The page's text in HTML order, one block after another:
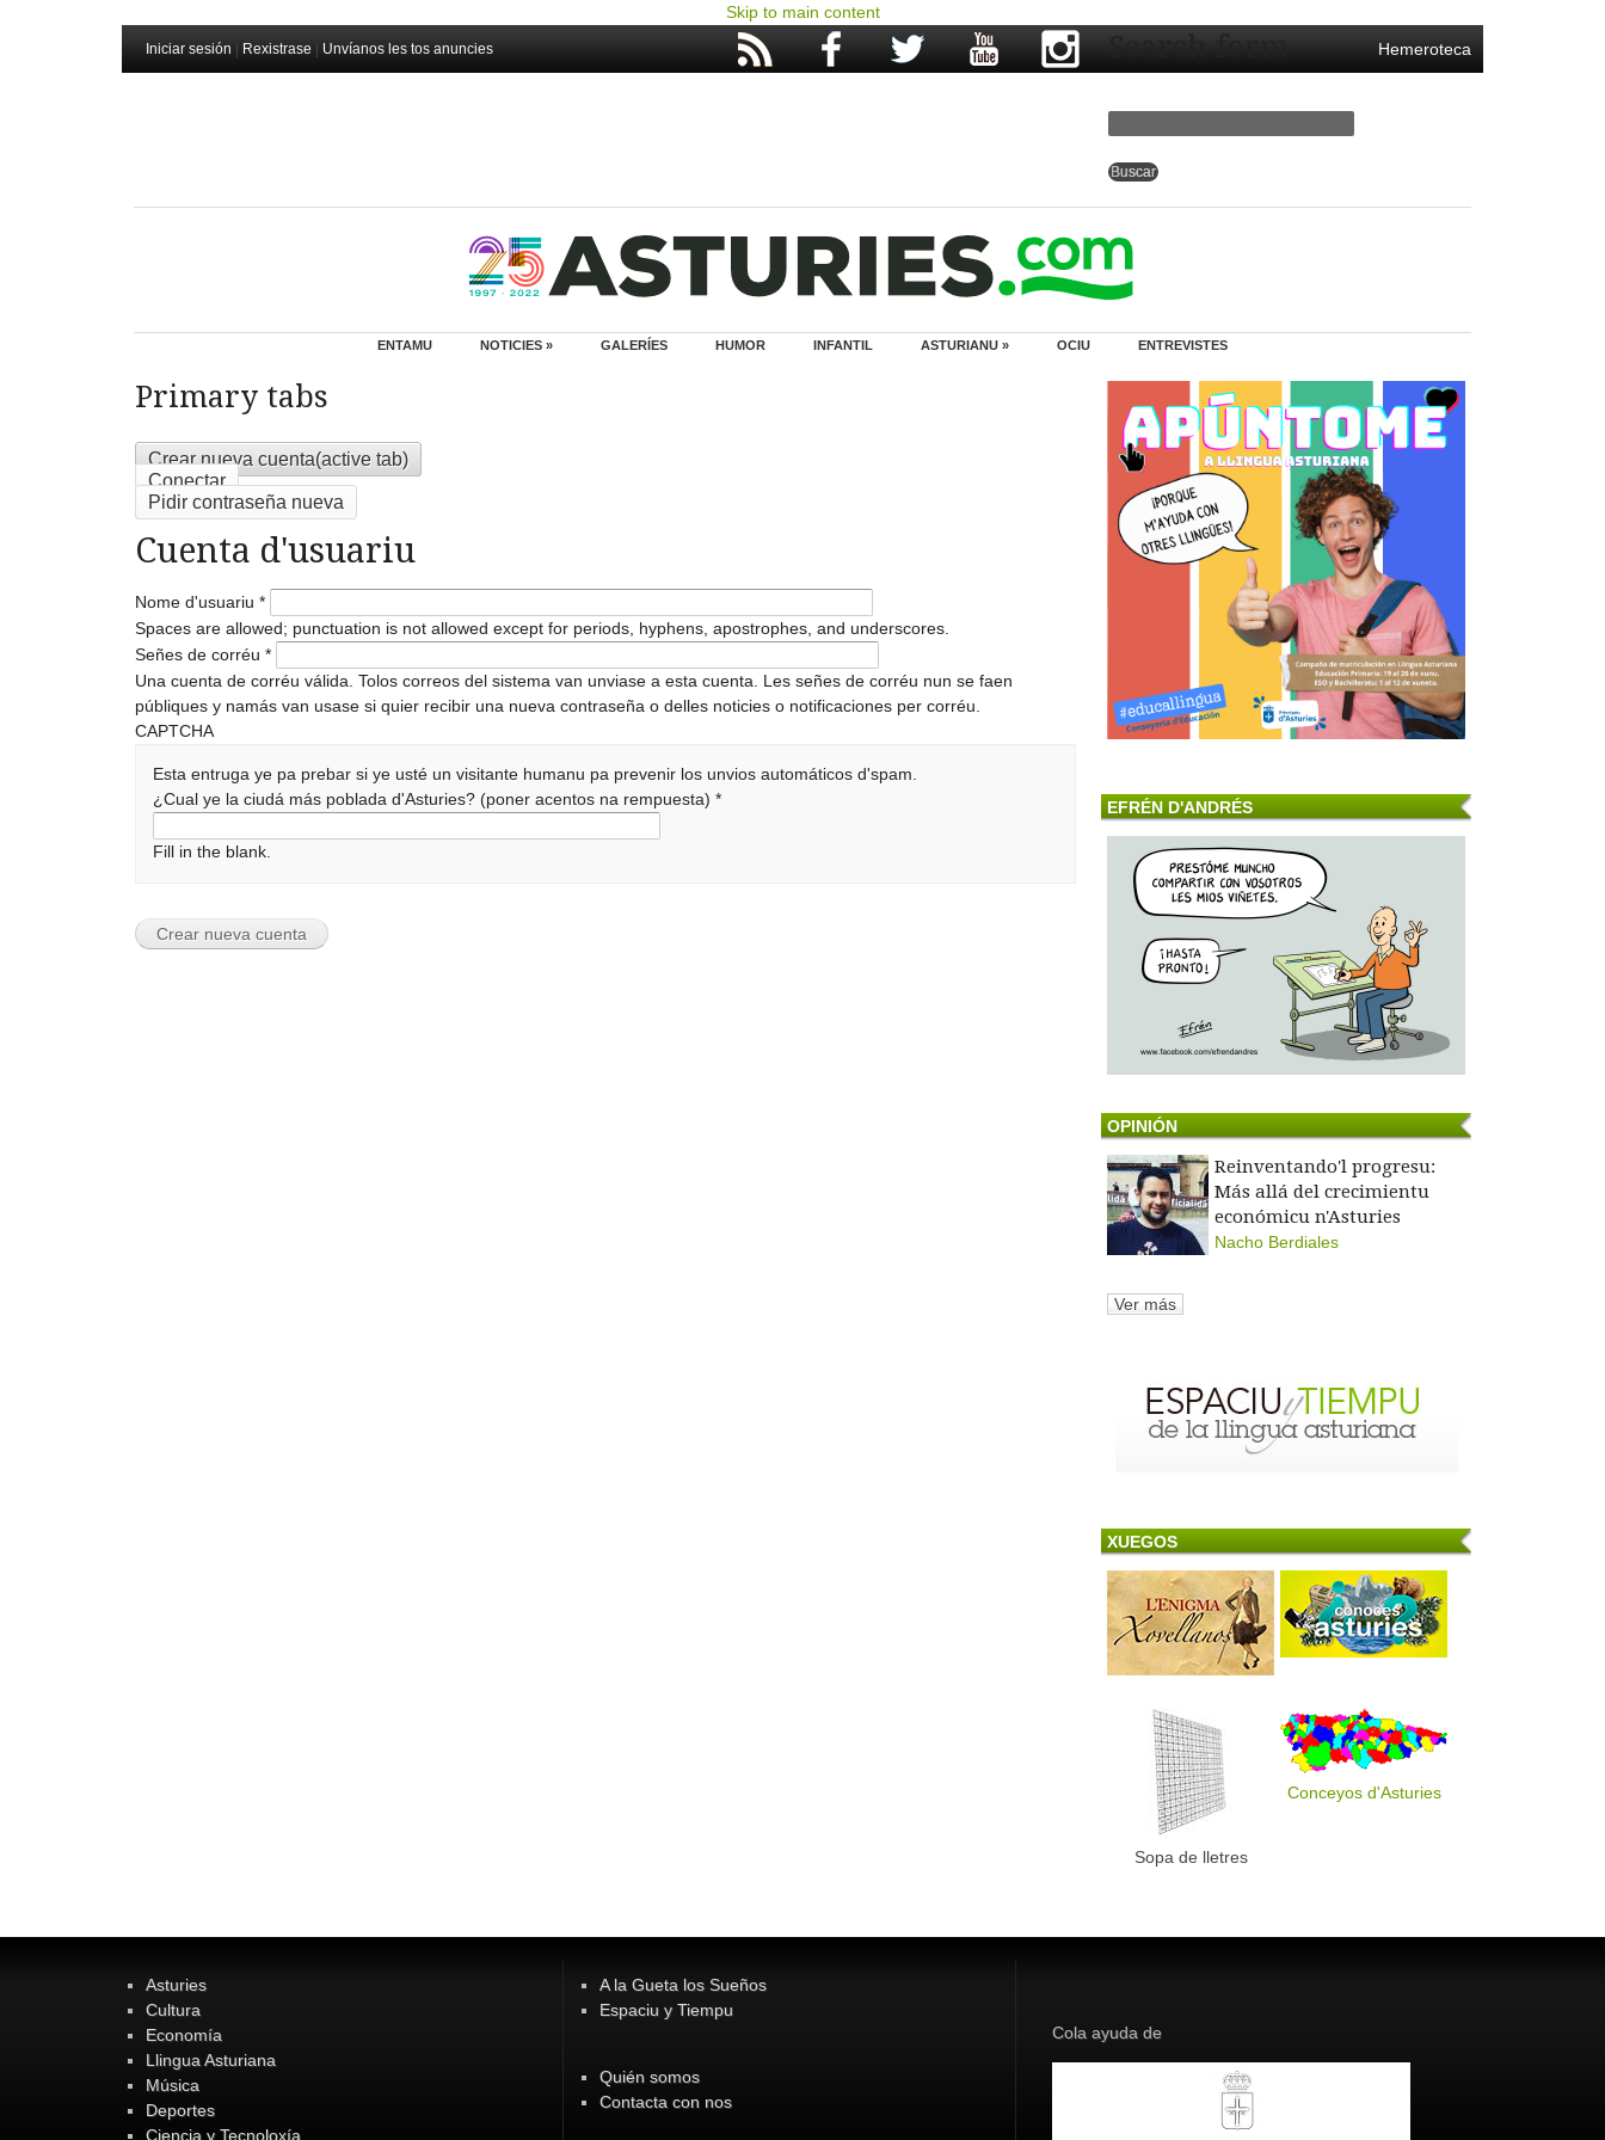
Skip to main content
Iniciar sesión Rexistrase Unvíanos les tos anuncies Hemeroteca
Search form
ENTAMU NOTICIES » GALERÍES HUMOR INFANTIL ASTURIANU » OCIU ENTREVISTES
Primary tabs
Crear nueva cuenta(active tab)
Conectar
Pidir contraseña nueva
Cuenta d'usuariu
Nome d'usuariu *
Spaces are allowed; punctuation is not allowed except for periods, hyphens, apostrophes, and underscores.
Señes de corréu *
Una cuenta de corréu válida. Tolos correos del sistema van unviase a esta cuenta. Les señes de corréu nun se faen
públiques y namás van usase si quier recibir una nueva contraseña o delles noticies o notificaciones per corréu.
CAPTCHA
Esta entruga ye pa prebar si ye usté un visitante humanu pa prevenir los unvios automáticos d'spam.
¿Cual ye la ciudá más poblada d'Asturies? (poner acentos na rempuesta)*
Fill in the blank.
EFRÉN D'ANDRÉS
OPINIÓN
Reinventando'l progresu:
Más allá del crecimientu
económicu n'Asturies
Nacho Berdiales
Ver más
XUEGOS
Sopa de lletres
Conceyos d'Asturies
Asturies
Cultura
Economía
Llingua Asturiana
Música
Deportes
Ciencia y Tecnoloxía
A la Gueta los Sueños
Espaciu y Tiempu
Quién somos
Contacta con nos
Cola ayuda de